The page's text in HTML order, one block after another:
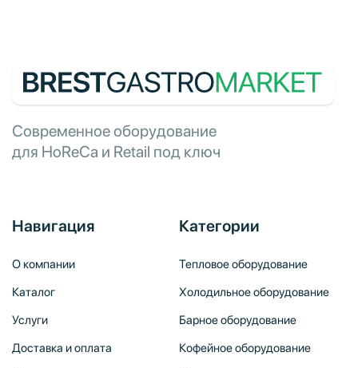
Современное оборудование
для HoReCa и Retail под ключ
Навигация
О компании
Каталог
Услуги
Доставка и оплата
Категории
Тепловое оборудование
Холодильное оборудование
Барное оборудование
Кофейное оборудование